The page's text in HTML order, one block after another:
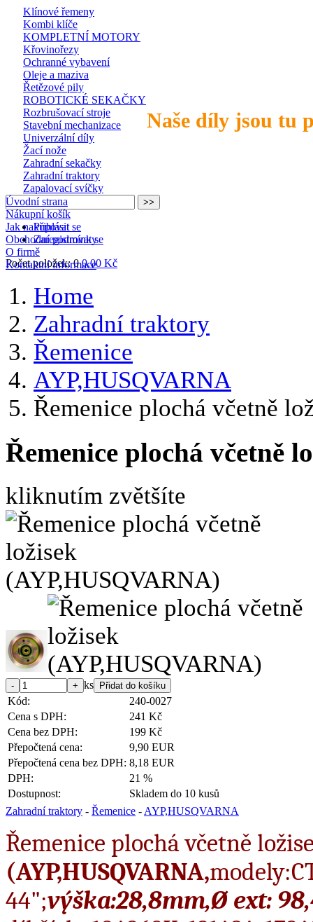
Naše díly jsou tu
Klínové řemeny
Kombi klíče
KOMPLETNÍ MOTORY
Křovinořezy
Ochranné vybavení
Oleje a maziva
Řetězové pily
ROBOTICKÉ SEKAČKY
Rozbrušovací stroje
Stavební mechanizace
Univerzální díly
Žací nože
Zahradní sekačky
Zahradní traktory
Zapalovací svíčky
Přihlásit se
Zaregistrovat se
Počet položek: 0 0,00 Kč
Úvodní strana
Nákupní košík
Jak nakupovat
Obchodní podmínky
O firmě
Kontaktní informace
Home
Zahradní traktory
Řemenice
AYP,HUSQVARNA
Řemenice plochá včetně
Řemenice plochá včetně
kliknutím zvětšíte
ks
Kód:
240-0027
Cena s DPH:
241 Kč
Cena bez DPH:
199 Kč
Přepočtená cena:
9,90 EUR
Přepočtená cena bez DPH: 8,18 EUR
DPH:
21 %
Dostupnost:
Skladem do 10 kusů
Zahradní traktory - Řemenice - AYP,HUSQVARNA
Řemenice plochá včetně
(AYP,HUSQVARNA,
44";výška:28,8mm,Ø ext: